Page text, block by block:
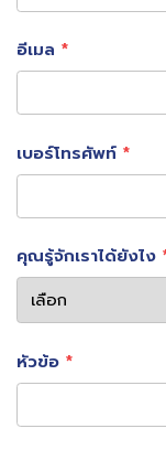
ให้ห้องดูทันสมัย
ให้ดูดีมีระดับเพ
ตกแต่งแนวดูครั
ครับ
4 . แต่งบ้านสไ
อีเมล
เบอร์โทรศัพท์
คุณรู้จักเราได้ยังไง
หัวข้อ